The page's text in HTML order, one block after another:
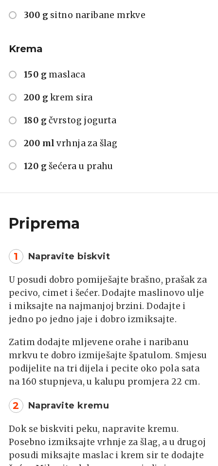
300 g sitno naribane mrkve
Krema
150 g maslaca
200 g krem sira
180 g čvrstog jogurta
200 ml vrhnja za šlag
120 g šećera u prahu
Priprema
1 Napravite biskvit
U posudi dobro pomiješajte brašno, prašak za
pecivo, cimet i šećer. Dodajte maslinovo ulje
i miksajte na najmanjoj brzini. Dodajte i
jedno po jedno jaje i dobro izmiksajte.
Zatim dodajte mljevene orahe i naribanu
mrkvu te dobro izmiješajte špatulom. Smjesu
podijelite na tri dijela i pecite oko pola sata
na 160 stupnjeva, u kalupu promjera 22 cm.
2 Napravite kremu
Dok se biskviti peku, napravite kremu.
Posebno izmiksajte vrhnje za šlag, a u drugoj
posudi miksajte maslac i krem sir te dodajte